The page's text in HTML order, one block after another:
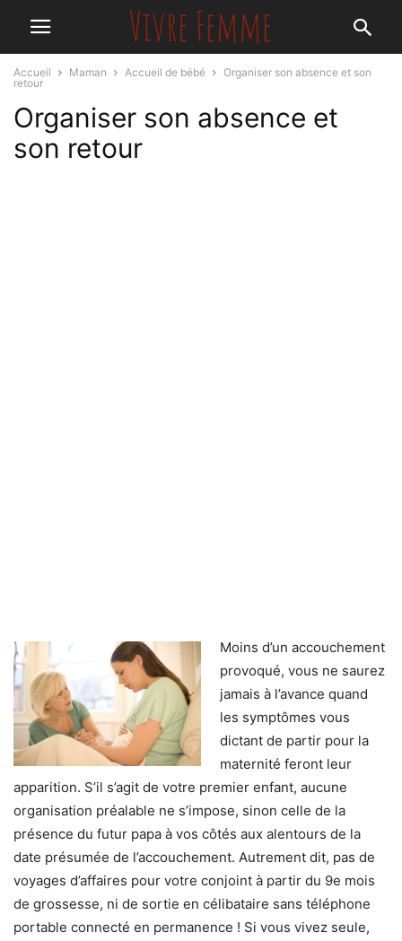
Accueil Maman Accueil de bébé
Organiser son absence et son
retour
Organiser son absence et
son retour
Moins d’un accouchement
provoqué, vous ne saurez
jamais à l’avance quand
les symptômes vous
dictant de partir pour la
maternité feront leur
apparition. S’il s’agit de votre premier enfant, aucune
organisation préalable ne s’impose, sinon celle de la
présence du futur papa à vos côtés aux alentours de la
date présumée de l’accouchement. Autrement dit, pas de
voyages d’affaires pour votre conjoint à partir du 9e mois
de grossesse, ni de sortie en célibataire sans téléphone
portable connecté en permanence ! Si vous vivez seule,